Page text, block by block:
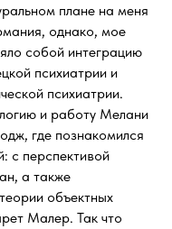
плане на меня
однако, мое
собой интеграцию
психиатрии и
психиатрии.
и работу Мелани
где познакомился
с перспективой
а также
объектных
Малер. Так что